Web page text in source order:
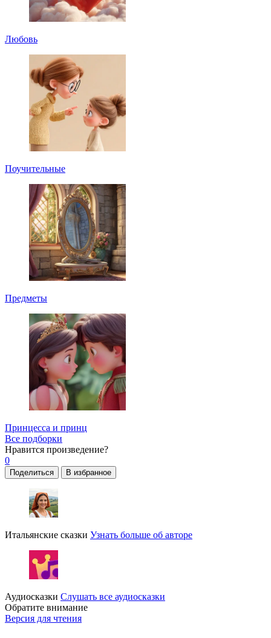
Любовь
Поучительные
Предметы
Принцесса и принц
Все подборки
Нравится произведение?
0
Поделиться В избранное
Итальянские сказки Узнать больше об авторе
Аудиосказки Слушать все аудиосказки
Обратите внимание
Версия для чтения